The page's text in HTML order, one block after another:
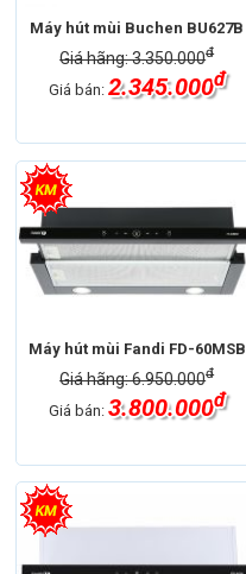
Máy hút mùi Buchen BU627B
Giá hãng: 3.350.000đ
Giá bán: 2.345.000đ
Máy hút mùi Fandi FD-60MSB
Giá hãng: 6.950.000đ
Giá bán: 3.800.000đ